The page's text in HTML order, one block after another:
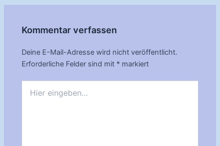
Kommentar verfassen
Deine E-Mail-Adresse wird nicht veröffentlicht.
Erforderliche Felder sind mit * markiert
eingeben…